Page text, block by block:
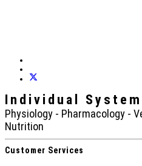
Individual
Physiology - Pharmacology -
Nutrition
Customer Services